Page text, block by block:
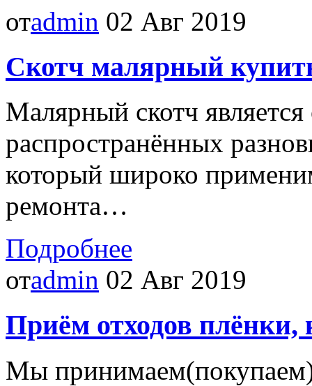
отadmin 02 Авг 2019
Скотч малярный
Малярный скотч
распространённых
который широко
ремонта…
Подробнее
отadmin 02 Авг 2019
Приём отходов
Мы